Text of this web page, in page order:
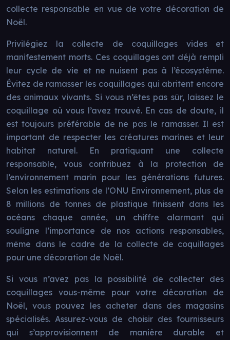
collecte responsable en vue de votre décoration de
Noël.
Privilégiez la collecte de coquillages vides et
manifestement morts. Ces coquillages ont déjà rempli
leur cycle de vie et ne nuisent pas à l’écosystème.
Évitez de ramasser les coquillages qui abritent encore
des animaux vivants. Si vous n’êtes pas sûr, laissez le
coquillage où vous l’avez trouvé. En cas de doute, il
est toujours préférable de ne pas le ramasser. Il est
important de respecter les créatures marines et leur
habitat naturel. En pratiquant une collecte
responsable, vous contribuez à la protection de
l’environnement marin pour les générations futures.
Selon les estimations de l’ONU Environnement, plus de
8 millions de tonnes de plastique finissent dans les
océans chaque année, un chiffre alarmant qui
souligne l’importance de nos actions responsables,
même dans le cadre de la collecte de coquillages
pour une décoration de Noël.
Si vous n’avez pas la possibilité de collecter des
coquillages vous-même pour votre décoration de
Noël, vous pouvez les acheter dans des magasins
spécialisés. Assurez-vous de choisir des fournisseurs
qui s’approvisionnent de manière durable et